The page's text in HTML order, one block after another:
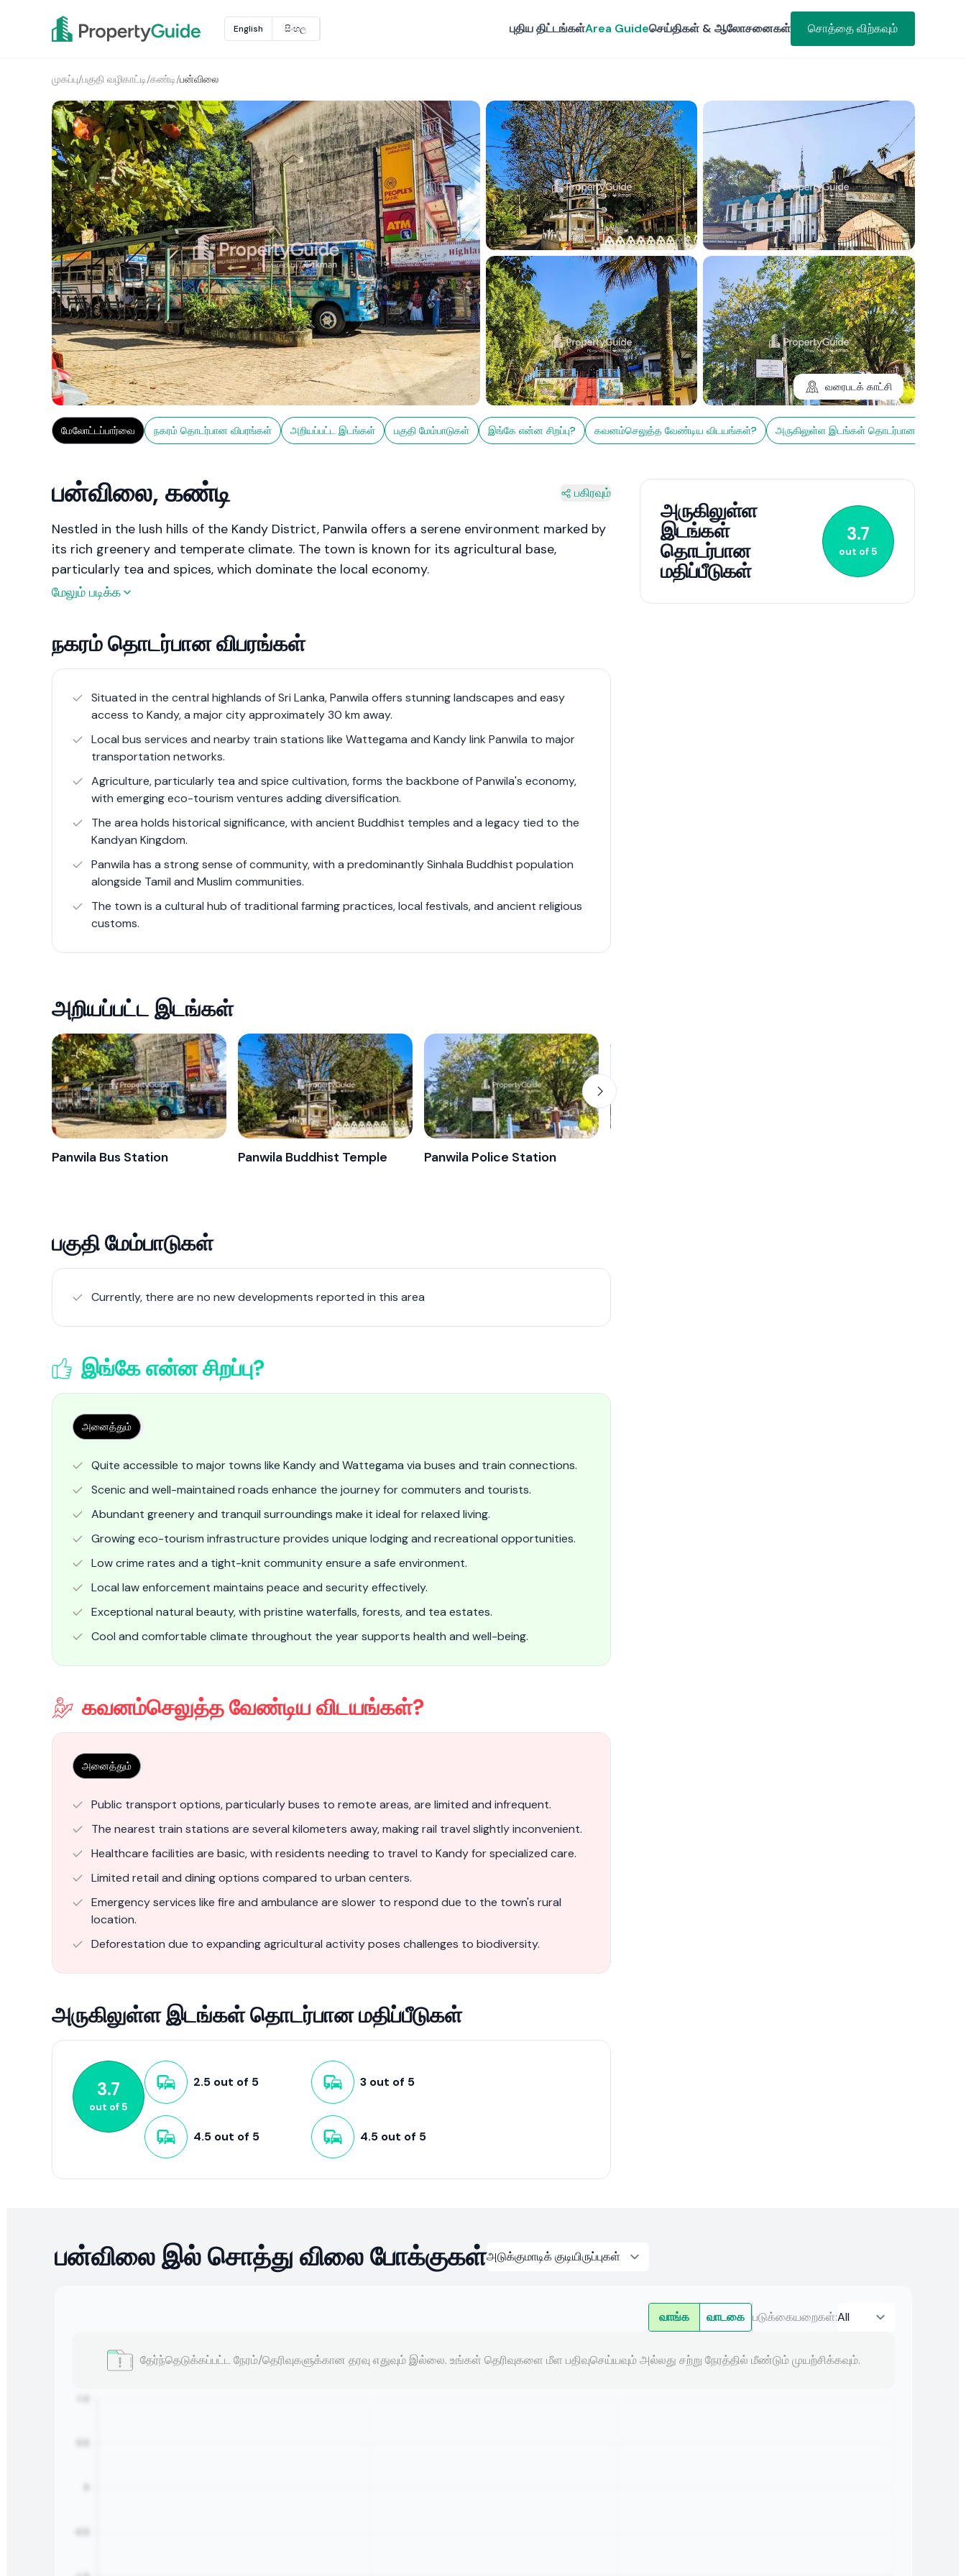
English සිංහල புதிய திட்டங்கள்Area Guideசெய்திகள் & ஆலோசனைகள் சொத்தை விற்கவும்
முகப்பு/பகுதி வழிகாட்டி/கண்டி/பன்விலை
2+
வரைபடக் காட்சி
மேலோட்டப்பார்வை நகரம் தொடர்பான விபரங்கள் அறியப்பட்ட இடங்கள் பகுதி மேம்பாடுகள் இங்கே என்ன சிறப்பு? கவனம்செலுத்த வேண்டிய விடயங்கள்? அருகிலுள்ள இடங்கள் தொடர்பான மதிப்பீடுகள்
பன்விலை, கண்டி பகிரவும்
Nestled in the lush hills of the Kandy District, Panwila offers a serene environment marked by
its rich greenery and temperate climate. The town is known for its agricultural base,
particularly tea and spices, which dominate the local economy.
contrast to bustling city life. It caters to those seeking tranquility and a connection to
nature while still having access to essential amenities. With its scenic views and growing
infrastructure, Panwila is gradually becoming an attractive destination for both residents
and investors interested in sustainable living or eco-tourism ventures.
மேலும் படிக்க
நகரம் தொடர்பான விபரங்கள்
Situated in the central highlands of Sri Lanka, Panwila offers stunning landscapes and easy
access to Kandy, a major city approximately 30 km away.
Local bus services and nearby train stations like Wattegama and Kandy link Panwila to major
transportation networks.
Agriculture, particularly tea and spice cultivation, forms the backbone of Panwila's economy,
with emerging eco-tourism ventures adding diversification.
The area holds historical significance, with ancient Buddhist temples and a legacy tied to the
Kandyan Kingdom.
Panwila has a strong sense of community, with a predominantly Sinhala Buddhist population
alongside Tamil and Muslim communities.
The town is a cultural hub of traditional farming practices, local festivals, and ancient religious
customs.
அறியப்பட்ட இடங்கள்
Panwila Bus Station Panwila Buddhist Temple Panwila Police Station
பகுதி மேம்பாடுகள்
Currently, there are no new developments reported in this area
இங்கே என்ன சிறப்பு?
அனைத்தும்
Quite accessible to major towns like Kandy and Wattegama via buses and train connections.
Scenic and well-maintained roads enhance the journey for commuters and tourists.
Abundant greenery and tranquil surroundings make it ideal for relaxed living.
Growing eco-tourism infrastructure provides unique lodging and recreational opportunities.
Low crime rates and a tight-knit community ensure a safe environment.
Local law enforcement maintains peace and security effectively.
Exceptional natural beauty, with pristine waterfalls, forests, and tea estates.
Cool and comfortable climate throughout the year supports health and well-being.
கவனம்செலுத்த வேண்டிய விடயங்கள்?
அனைத்தும்
Public transport options, particularly buses to remote areas, are limited and infrequent.
The nearest train stations are several kilometers away, making rail travel slightly inconvenient.
Healthcare facilities are basic, with residents needing to travel to Kandy for specialized care.
Limited retail and dining options compared to urban centers.
Emergency services like fire and ambulance are slower to respond due to the town's rural
location.
Deforestation due to expanding agricultural activity poses challenges to biodiversity.
அருகிலுள்ள இடங்கள் தொடர்பான மதிப்பீடுகள்
3.7
out of5
2.5 out of 5 3 out of 5
4.5 out of 5 4.5 out of 5
அருகிலுள்ள
இடங்கள்
தொடர்பான
மதிப்பீடுகள்
3.7
out of5
பன்விலை இல் சொத்து விலை போக்குகள்
வாங்க வாடகை படுக்கையறைகள்:
தேர்ந்தெடுக்கப்பட்ட நேரம்/தெரிவுகளுக்கான தரவு எதுவும் இல்லை. உங்கள் தெரிவுகளை மீள பதிவுசெய்யவும் அல்லது சற்று நேரத்தில் மீண்டும் முயற்சிக்கவும்.